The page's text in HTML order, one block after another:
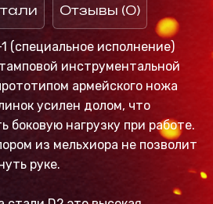
Отзывы (0)
(специальное исполнение)
инструментальной
армейского ножа
усилен долом, что
боковую нагрузку при работе.
из мельхиора не позволит
руке.